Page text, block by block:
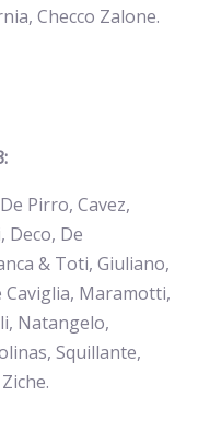
Checco Zalone.
Pirro, Cavez,
Deco, De
& Toti, Giuliano,
Maramotti,
Natangelo,
Squillante,